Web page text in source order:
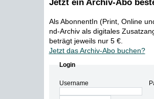
Jetzt ein Archiv-Abo
Als AbonnentIn (Print, Online
nd-Archiv als digitales
beträgt jeweils nur 5 €.
Jetzt das Archiv-Abo buchen?
Login
Username